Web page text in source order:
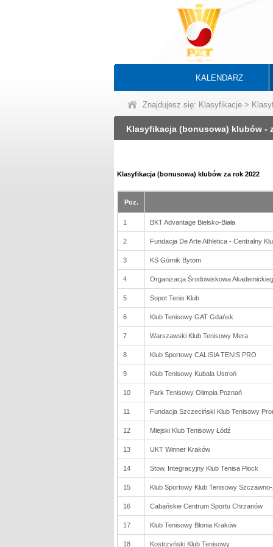
KALENDARZ
Znajdujesz się: Klasyfikacje >
Klasyfikacja (bonusowa) klubów -
Klasyfikacja (bonusowa) klubów za rok 2022
Poz.
1 BKT Advantage Bielsko-Biała
2 Fundacja De Arte Athletica - Centralny
3 KS Górnik Bytom
4 Organizacja Środowiskowa
5 Sopot Tenis Klub
6 Klub Tenisowy GAT Gdańsk
7 Warszawski Klub Tenisowy Mera
8 Klub Sportowy CALISIA TENIS PRO
9 Klub Tenisowy Kubala Ustroń
10 Park Tenisowy Olimpia Poznań
11 Fundacja Szczeciński Klub Tenisowy
12 Miejski Klub Tenisowy Łódź
13 UKT Winner Kraków
14 Stow. Integracyjny Klub Tenisa Płock
15 Klub Sportowy Klub Tenisowy
16 Cabańskie Centrum Sportu Chrzanów
17 Klub Tenisowy Błonia Kraków
18 Kostrzyński Klub Tenisowy